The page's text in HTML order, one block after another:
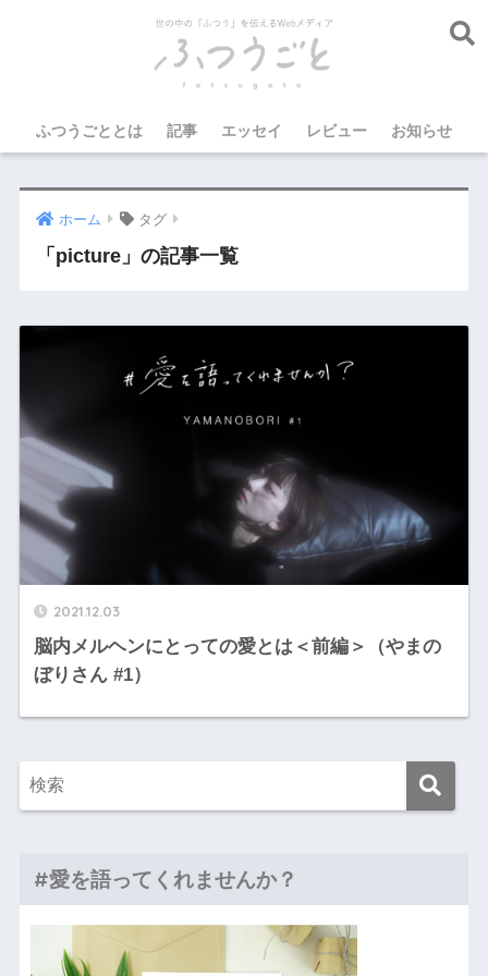
ふつうごととは 記事 エッセイ レビュー お知らせ
ホーム タグ
「picture」の記事一覧
2021.12.03
脳内メルヘンにとっての愛とは＜前編＞（やまの
ぼりさん #1）
#愛を語ってくれませんか？